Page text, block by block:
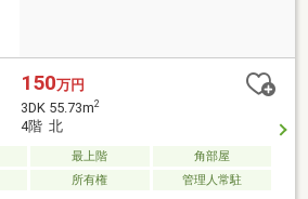
150万円
3DK 55.73m2
4階 北
最上階
角部屋
所有権 管理人常駐